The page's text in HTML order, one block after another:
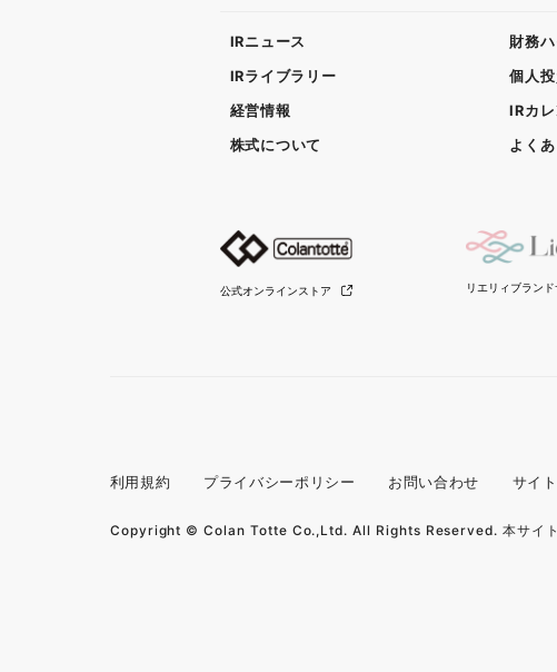
IRニュース
IRライブラリー
経営情報
株式について
財務
個人
IRカ
よく
公式オンラインストア リエリィブランド
利用規約 プライバシーポリシー お問い合わせ サイ
Copyright © Colan Totte Co.,Ltd. All Rights Reserved.本サイ